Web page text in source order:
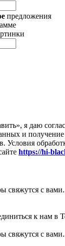
предложения
я даю
и
Условия
https://hi-
свяжутся с вами.
к нам в
свяжутся с вами.